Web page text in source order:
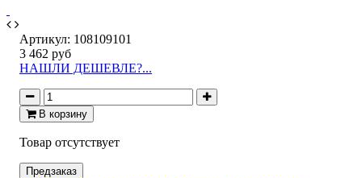
Артикул: 108109101
3 462 руб
НАШЛИ ДЕШЕВЛЕ?...
В корзину
Товар отсутствует
Предзаказ